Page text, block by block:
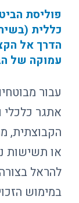
פוליסת
כללית
הדרך אל
עמוקה של
עבור
אתגר כלכלי
או תשישות
להראל
במימוש